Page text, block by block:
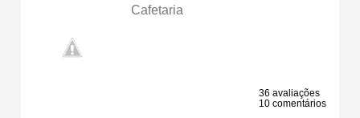
Cafetaria
36 avaliações
10 comentários